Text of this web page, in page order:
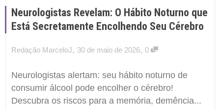
Neurologistas Revelam: O Hábito Noturno que
Está Secretamente Encolhendo Seu Cérebro
Redação MarceloJ, 30 de maio de 2026, 0
Neurologistas alertam: seu hábito noturno de
consumir álcool pode encolher o cérebro!
Descubra os riscos para a memória, demência...